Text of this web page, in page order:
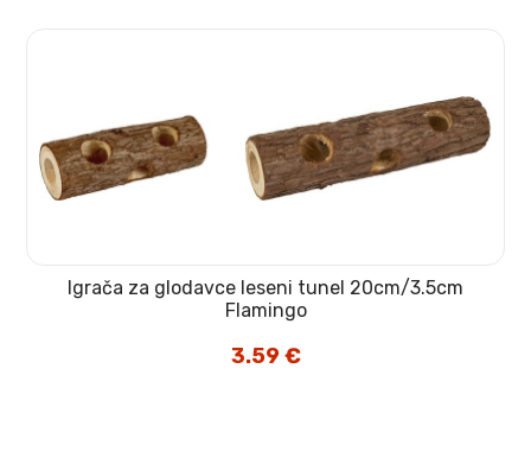
Igrača za glodavce leseni tunel 20cm/3.5cm
Flamingo
3.59€